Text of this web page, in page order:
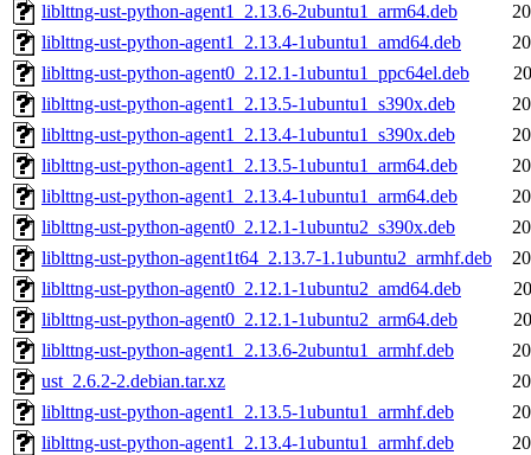
liblttng-ust-python-agent1_2.13.6-2ubuntu1_arm64.deb
liblttng-ust-python-agent1_2.13.4-1ubuntu1_amd64.deb
liblttng-ust-python-agent0_2.12.1-1ubuntu1_ppc64el.deb
liblttng-ust-python-agent1_2.13.5-1ubuntu1_s390x.deb
liblttng-ust-python-agent1_2.13.4-1ubuntu1_s390x.deb
liblttng-ust-python-agent1_2.13.5-1ubuntu1_arm64.deb
liblttng-ust-python-agent1_2.13.4-1ubuntu1_arm64.deb
liblttng-ust-python-agent0_2.12.1-1ubuntu2_s390x.deb
liblttng-ust-python-agent1t64_2.13.7-1.1ubuntu2_armhf.deb
liblttng-ust-python-agent0_2.12.1-1ubuntu2_amd64.deb
liblttng-ust-python-agent0_2.12.1-1ubuntu2_arm64.deb
liblttng-ust-python-agent1_2.13.6-2ubuntu1_armhf.deb
ust_2.6.2-2.debian.tar.xz
liblttng-ust-python-agent1_2.13.5-1ubuntu1_armhf.deb
liblttng-ust-python-agent1_2.13.4-1ubuntu1_armhf.deb